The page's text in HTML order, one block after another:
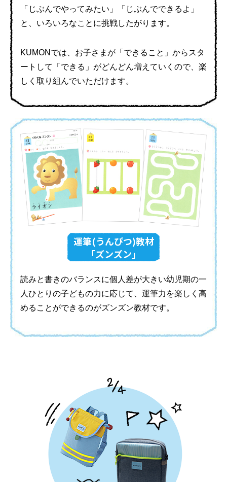
「じぶんでやってみたい」「じぶんでできるよ」
と、 いろいろなことに挑戦したがります。
KUMONでは、お子さまが「できること」からスタ
ートして
「できる」がどんどん増えていくので、楽
しく取り組んでいただけます。
運筆(うんぴつ)教材
「ズンズン」
読みと書きのバランスに個人差が大きい幼児期の一
人ひとりの子どもの力に応じて、運筆力を楽しく高
めることができるのがズンズン教材です。